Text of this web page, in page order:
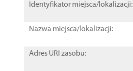
Identyfikator miejsca/lokalizacji:
Nazwa miejsca/lokalizacji:
Adres URI zasobu: